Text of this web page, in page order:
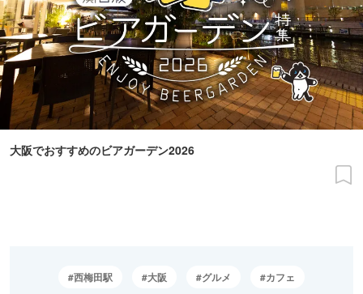
大阪でおすすめのビアガーデン2026
西梅田駅 大阪 グルメ カフェ